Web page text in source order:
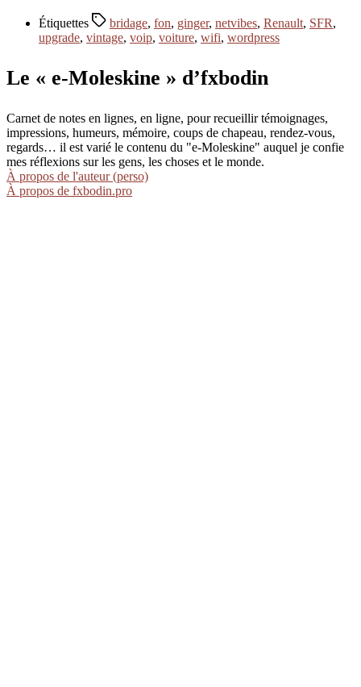
Étiquettes bridage, fon, ginger, netvibes, Renault, SFR,
upgrade, vintage, voip, voiture, wifi, wordpress
Le « e-Moleskine » d’fxbodin
Carnet de notes en lignes, en ligne, pour recueillir témoignages,
impressions, humeurs, mémoire, coups de chapeau, rendez-vous,
regards… il est varié le contenu du "e-Moleskine" auquel je confie
mes réflexions sur les gens, les choses et le monde.
À propos de l'auteur (perso)
À propos de fxbodin.pro